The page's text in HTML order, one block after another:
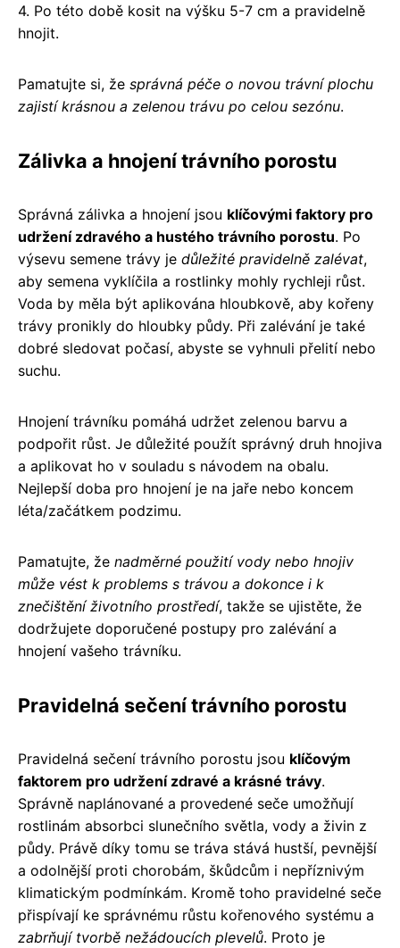
4. Po této době kosit na výšku 5-7 cm a pravidelně
hnojit.
Pamatujte si, že správná péče o novou trávní plochu
zajistí krásnou a zelenou trávu po celou sezónu.
Zálivka a hnojení trávního porostu
Správná zálivka a hnojení jsou klíčovými faktory pro
udržení zdravého a hustého trávního porostu. Po
výsevu semene trávy je důležité pravidelně zalévat,
aby semena vyklíčila a rostlinky mohly rychleji růst.
Voda by měla být aplikována hloubkově, aby kořeny
trávy pronikly do hloubky půdy. Při zalévání je také
dobré sledovat počasí, abyste se vyhnuli přelití nebo
suchu.
Hnojení trávníku pomáhá udržet zelenou barvu a
podpořit růst. Je důležité použít správný druh hnojiva
a aplikovat ho v souladu s návodem na obalu.
Nejlepší doba pro hnojení je na jaře nebo koncem
léta/začátkem podzimu.
Pamatujte, že nadměrné použití vody nebo hnojiv
může vést k problems s trávou a dokonce i k
znečištění životního prostředí, takže se ujistěte, že
dodržujete doporučené postupy pro zalévání a
hnojení vašeho trávníku.
Pravidelná sečení trávního porostu
Pravidelná sečení trávního porostu jsou klíčovým
faktorem pro udržení zdravé a krásné trávy.
Správně naplánované a provedené seče umožňují
rostlinám absorbci slunečního světla, vody a živin z
půdy. Právě díky tomu se tráva stává hustší, pevnější
a odolnější proti chorobám, škůdcům i nepříznivým
klimatickým podmínkám. Kromě toho pravidelné seče
přispívají ke správnému růstu kořenového systému a
zabrňují tvorbě nežádoucích plevelů. Proto je